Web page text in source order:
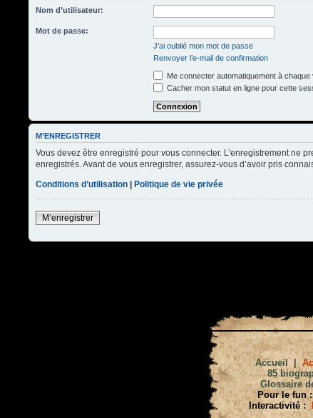
Nom d’utilisateur:
Mot de passe:
J’ai oublié mon mot de passe
Renvoyer l’e-mail de confirmation
Me connecter automatiquement à chaque
Cacher mon statut en ligne pour cette
M’ENREGISTRER
Vous devez être enregistré pour vous connecter. L’enregistrement ne
enregistrés. Avant de vous enregistrer, assurez-vous d’avoir pris
Conditions d’utilisation | Politique de vie privée
M’enregistrer
Accueil|
85
Glossaire
Pour le fun :
Interactivité :